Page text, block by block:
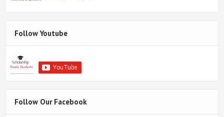
Follow Youtube
Follow Our Facebook